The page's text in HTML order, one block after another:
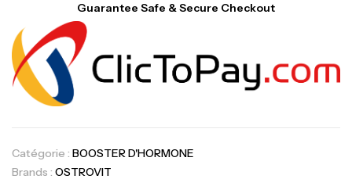
Guarantee Safe & Secure Checkout
Catégorie : BOOSTER D'HORMONE
Brands : OSTROVIT